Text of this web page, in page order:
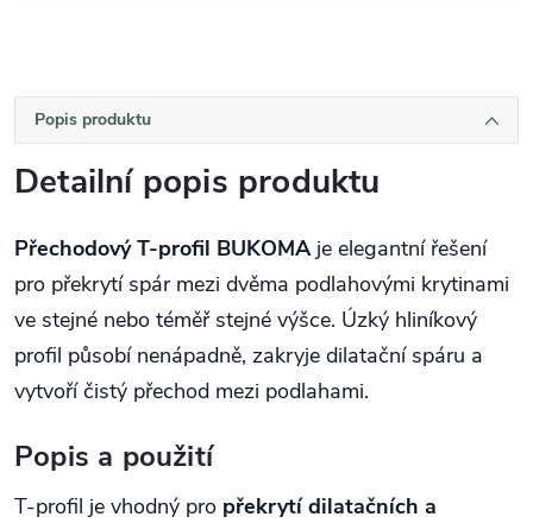
Popis produktu
Detailní popis produktu
Přechodový T-profil BUKOMAje elegantní řešení
pro překrytí spár mezi dvěma podlahovými krytinami
ve stejné nebo téměř stejné výšce. Úzký hliníkový
profil působí nenápadně, zakryje dilatační spáru a
vytvoří čistý přechod mezi podlahami.
Popis a použití
T-profil je vhodný pro překrytí dilatačních a